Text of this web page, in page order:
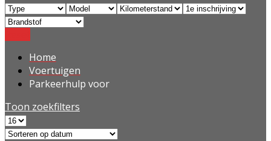
Home
Voertuigen
Parkeerhulp voor
Toon zoekfilters